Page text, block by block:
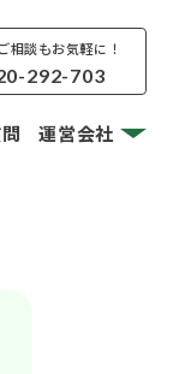
運営会社
相談もお気軽に！
292-703